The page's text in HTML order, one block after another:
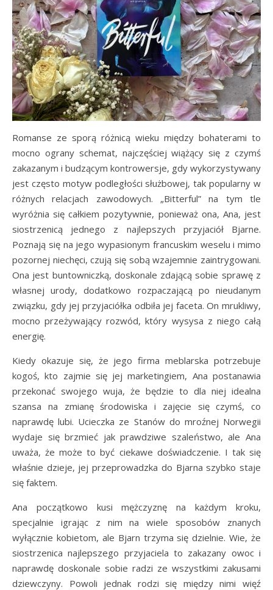
Romanse ze sporą różnicą wieku między bohaterami to
mocno ograny schemat, najczęściej wiążący się z czymś
zakazanym i budzącym kontrowersje, gdy wykorzystywany
jest często motyw podległości służbowej, tak popularny w
różnych relacjach zawodowych. „Bitterful” na tym tle
wyróżnia się całkiem pozytywnie, ponieważ ona, Ana, jest
siostrzenicą jednego z najlepszych przyjaciół Bjarne.
Poznają się na jego wypasionym francuskim weselu i mimo
pozornej niechęci, czują się sobą wzajemnie zaintrygowani.
Ona jest buntowniczką, doskonale zdającą sobie sprawę z
własnej urody, dodatkowo rozpaczającą po nieudanym
związku, gdy jej przyjaciółka odbiła jej faceta. On mrukliwy,
mocno przeżywający rozwód, który wysysa z niego całą
energię.
Kiedy okazuje się, że jego firma meblarska potrzebuje
kogoś, kto zajmie się jej marketingiem, Ana postanawia
przekonać swojego wuja, że będzie to dla niej idealna
szansa na zmianę środowiska i zajęcie się czymś, co
naprawdę lubi. Ucieczka ze Stanów do mroźnej Norwegii
wydaje się brzmieć jak prawdziwe szaleństwo, ale Ana
uważa, że może to być ciekawe doświadczenie. I tak się
właśnie dzieje, jej przeprowadzka do Bjarna szybko staje
się faktem.
Ana początkowo kusi mężczyznę na każdym kroku,
specjalnie igrając z nim na wiele sposobów znanych
wyłącznie kobietom, ale Bjarn trzyma się dzielnie. Wie, że
siostrzenica najlepszego przyjaciela to zakazany owoc i
naprawdę doskonale sobie radzi ze wszystkimi zakusami
dziewczyny. Powoli jednak rodzi się między nimi więź